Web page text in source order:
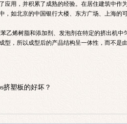
应用，并积累了成熟的经验。在居住建筑中作
，如北京的中国银行大楼、东方广场、上海的
乙烯树脂和添加剂、发泡剂在特定的挤出机
型，所以成型后的产品结构呈一体性，而不是
挤塑板的好坏？